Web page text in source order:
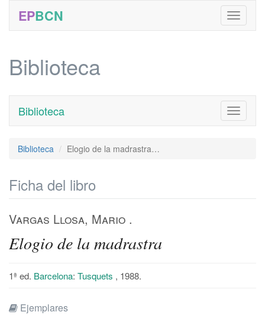
EPBCN
Biblioteca
Toggle
Biblioteca
Biblioteca Elogio de la madrastra…
Ficha del libro
Vargas Llosa, Mario .
Elogio de la madrastra
1ª ed. Barcelona: Tusquets , 1988.
Ejemplares